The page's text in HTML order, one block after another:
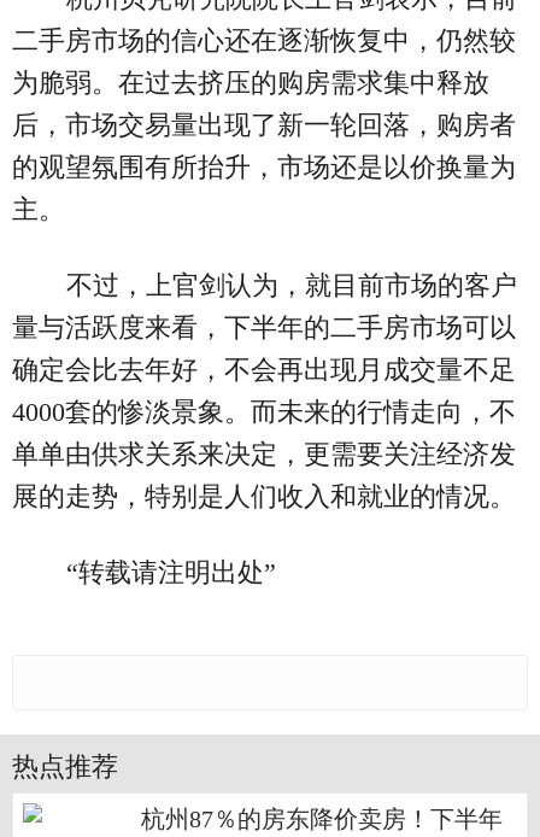
二手房市场的信心还在逐渐恢复中，仍然较
为脆弱。在过去挤压的购房需求集中释放
后，市场交易量出现了新一轮回落，购房者
的观望氛围有所抬升，市场还是以价换量为
主。
不过，上官剑认为，就目前市场的客户
量与活跃度来看，下半年的二手房市场可以
确定会比去年好，不会再出现月成交量不足
4000套的惨淡景象。而未来的行情走向，不
单单由供求关系来决定，更需要关注经济发
展的走势，特别是人们收入和就业的情况。
“转载请注明出处”
热点推荐
杭州87％的房东降价卖房！下半年